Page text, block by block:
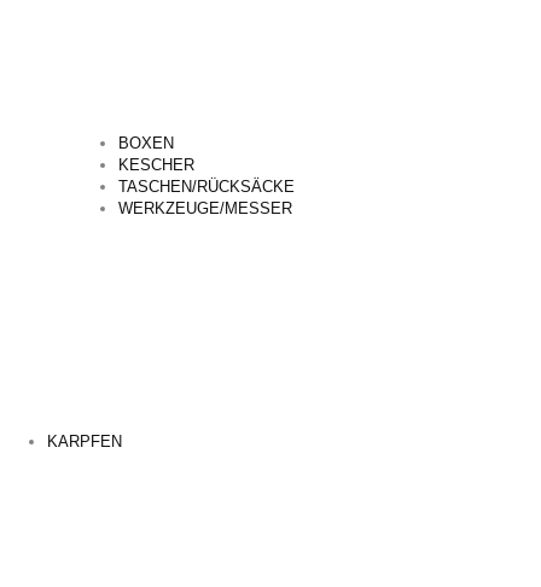
BOXEN
KESCHER
TASCHEN/RÜCKSÄCKE
WERKZEUGE/MESSER
KARPFEN